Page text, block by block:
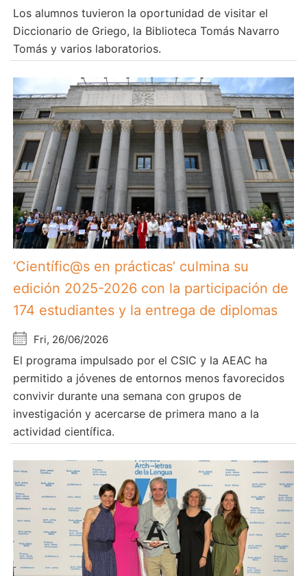
Los alumnos tuvieron la oportunidad de visitar el
Diccionario de Griego, la Biblioteca Tomás Navarro
Tomás y varios laboratorios.
‘Científic@s en prácticas’ culmina su
edición 2025-2026 con la participación de
174 estudiantes y la entrega de diplomas
Fri, 26/06/2026
El programa impulsado por el CSIC y la AEAC ha
permitido a jóvenes de entornos menos favorecidos
convivir durante una semana con grupos de
investigación y acercarse de primera mano a la
actividad científica.